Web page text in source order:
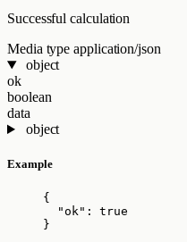
Successful calculation
Media type application/json
object
ok
boolean
data
object
Example
{
"ok" : true
}